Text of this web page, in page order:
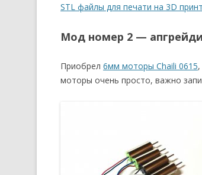
STL файлы для печати на 3D
Мод номер 2 —
Приобрел 6мм моторы Chaili 0615
моторы очень просто, важно